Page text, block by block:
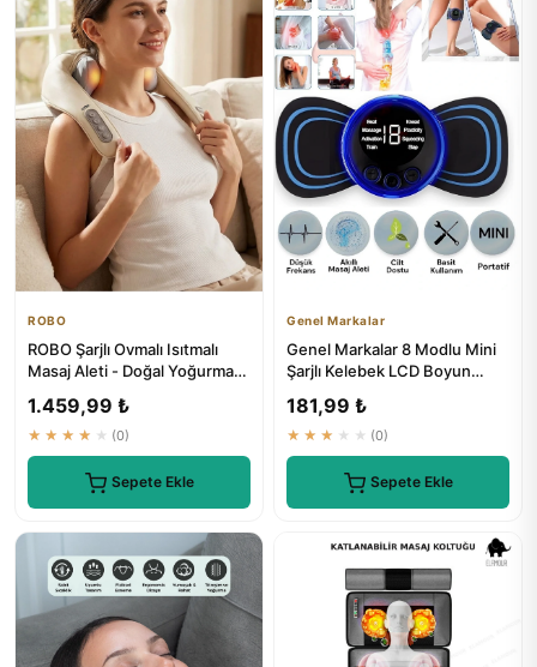
ROBO
ROBO Şarjlı Ovmalı Isıtmalı
Masaj Aleti - Doğal Yoğurma
1.459,99 ₺
★★★★★ (0)
Sepete Ekle
Genel Markalar
Genel Markalar 8 Modlu Mini
Şarjlı Kelebek LCD Boyun
181,99 ₺
★★★★★ (0)
Sepete Ekle